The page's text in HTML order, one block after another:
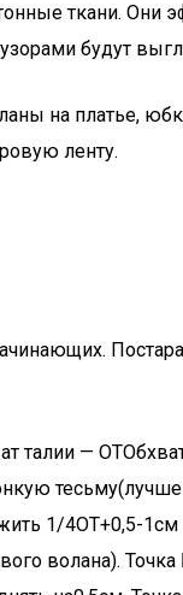
ткани. Они
будут
на платье,
ленту.
талии —
1/4ОТ+0,5-
волана).